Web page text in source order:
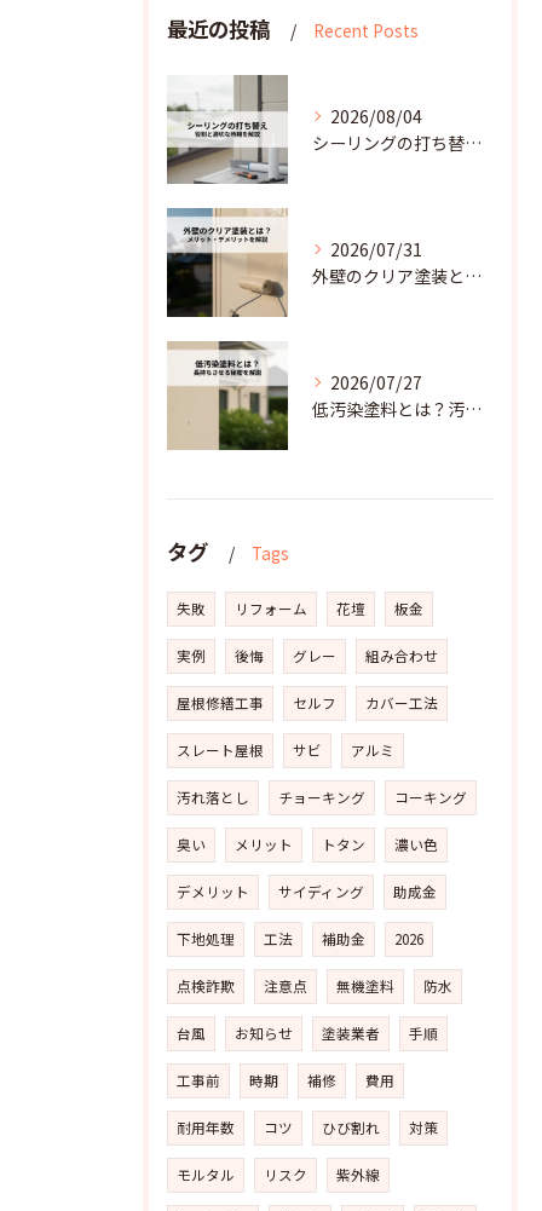
最近の投稿 Recent Posts
2026/08/04
シーリングの打ち替えとは？雨水の浸入を防ぐ役割と適切な時期を解説
2026/07/31
外壁のクリア塗装とは？その機能とメリット・デメリットを解説
2026/07/27
低汚染塗料とは？汚れにくく美観を長持ちさせる秘密を解説
タグ Tags
失敗 リフォーム 花壇 板金
実例 後悔 グレー 組み合わせ
屋根修繕工事 セルフ カバー工法
スレート屋根 サビ アルミ
汚れ落とし チョーキング コーキング
臭い メリット トタン 濃い色
デメリット サイディング 助成金
下地処理 工法 補助金 2026
点検詐欺 注意点 無機塗料 防水
台風 お知らせ 塗装業者 手順
工事前 時期 補修 費用
耐用年数 コツ ひび割れ 対策
モルタル リスク 紫外線